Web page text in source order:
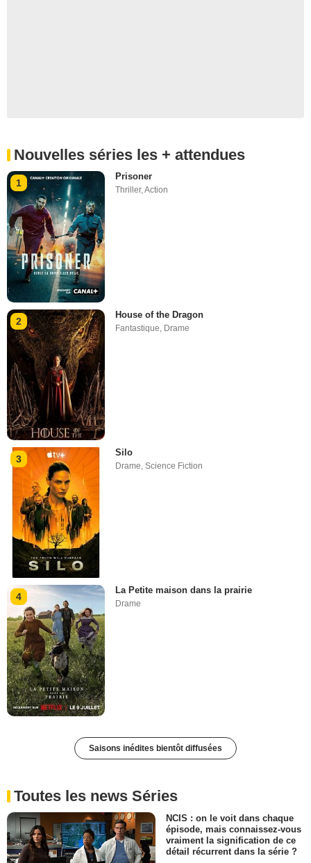
Nouvelles séries les + attendues
1
Prisoner
Thriller,Action
2
House of the Dragon
Fantastique Drame
3
Silo
Drame,Science Fiction
4
La Petite maison dans la prairie
Drame
Saisons inédites bientôt diffusées
Toutes les news Séries
NCIS : on le voit dans chaque
épisode, mais connaissez-vous
vraiment la signification de ce
détail récurrent dans la série ?